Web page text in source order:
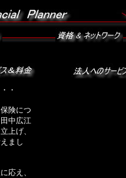
・
険につ
中広江
上げ、
まし
応え、